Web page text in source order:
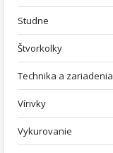
Studne
Štvorkolky
Technika a zariadenia
Vírivky
Vykurovanie